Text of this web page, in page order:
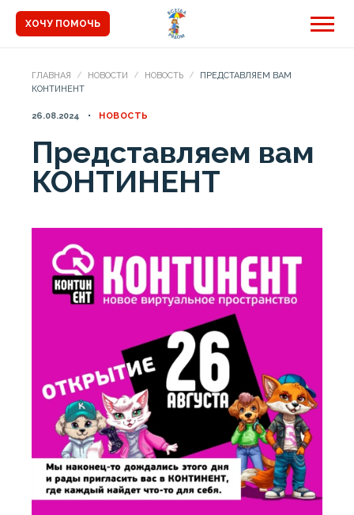
ХОЧУ ПОМОЧЬ
ГЛАВНАЯ НОВОСТИ НОВОСТЬ
ПРЕДСТАВЛЯЕМ ВАМ
КОНТИНЕНТ
26.08.2024 НОВОСТЬ
Представляем вам
КОНТИНЕНТ